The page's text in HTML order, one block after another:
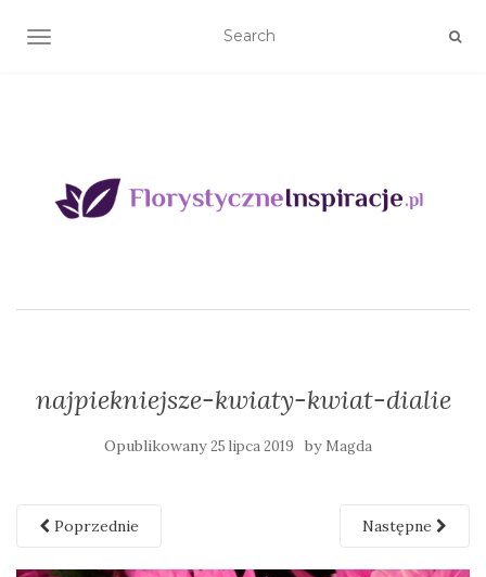
TOGGLE NAVIGATION
najpiekniejsze-kwiaty-kwiat-dialie
Opublikowany25 lipca 2019 by Magda
Poprzednie Następne